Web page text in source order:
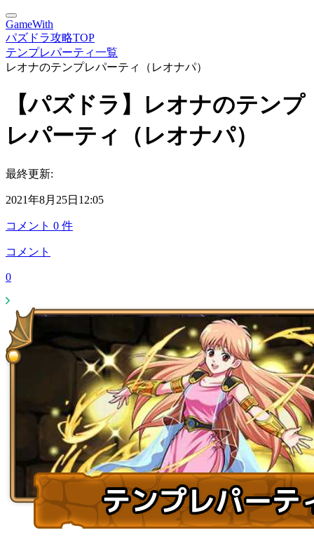
GameWith
パズドラ攻略TOP
テンプレパーティ一覧
レオナのテンプレパーティ（レオナパ）
【パズドラ】レオナのテンプ
レパーティ（レオナパ）
最終更新:
2021年8月25日12:05
コメント 0 件
コメント
0